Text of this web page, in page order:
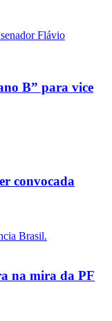
B” para vice
convocada
na mira da PF